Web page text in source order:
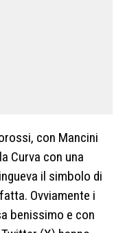
con Mancini
Curva con una
il simbolo di
Ovviamente i
benissimo e con